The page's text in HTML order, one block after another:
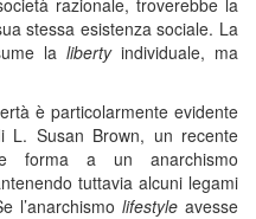
razionale, troverebbe la
stessa esistenza sociale. La
la libertyindividuale, ma
è particolarmente evidente
Susan Brown, un recente
forma a un anarchismo
tuttavia alcuni legami
l’anarchismo lifestyleavesse